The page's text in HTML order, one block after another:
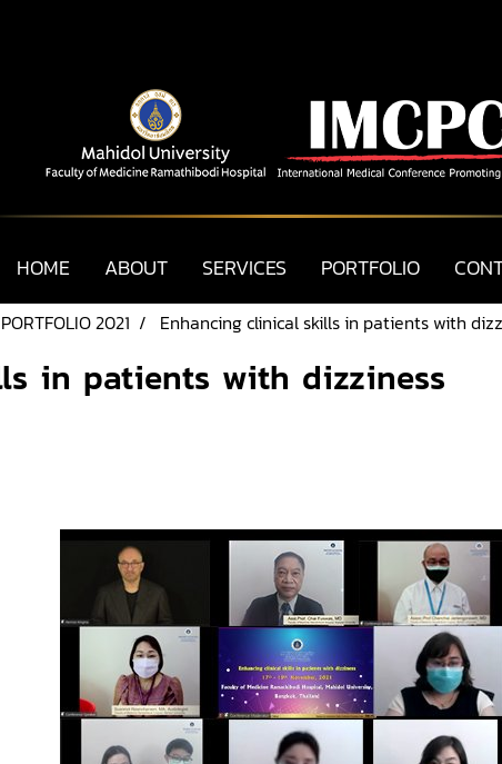
HOME ABOUT SERVICES PORTFOLIO
PORTFOLIO 2021 Enhancing clinical skills in patients with
in patients with dizziness